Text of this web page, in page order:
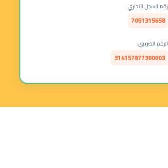
رقم السجل التجاري:
7051315658
الرقم الضريبي:
314157877300003